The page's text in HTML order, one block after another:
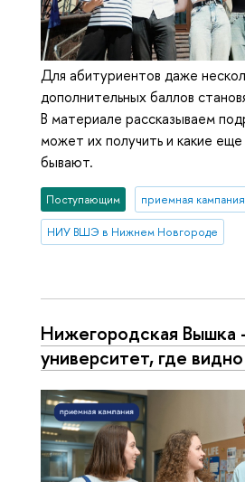
Для абитуриентов даже
дополнительных баллов
В материале рассказываем
может их получить и какие
бывают.
Поступающим приемная
НИУ ВШЭ в Нижнем Новгороде
Нижегородская
университет, где